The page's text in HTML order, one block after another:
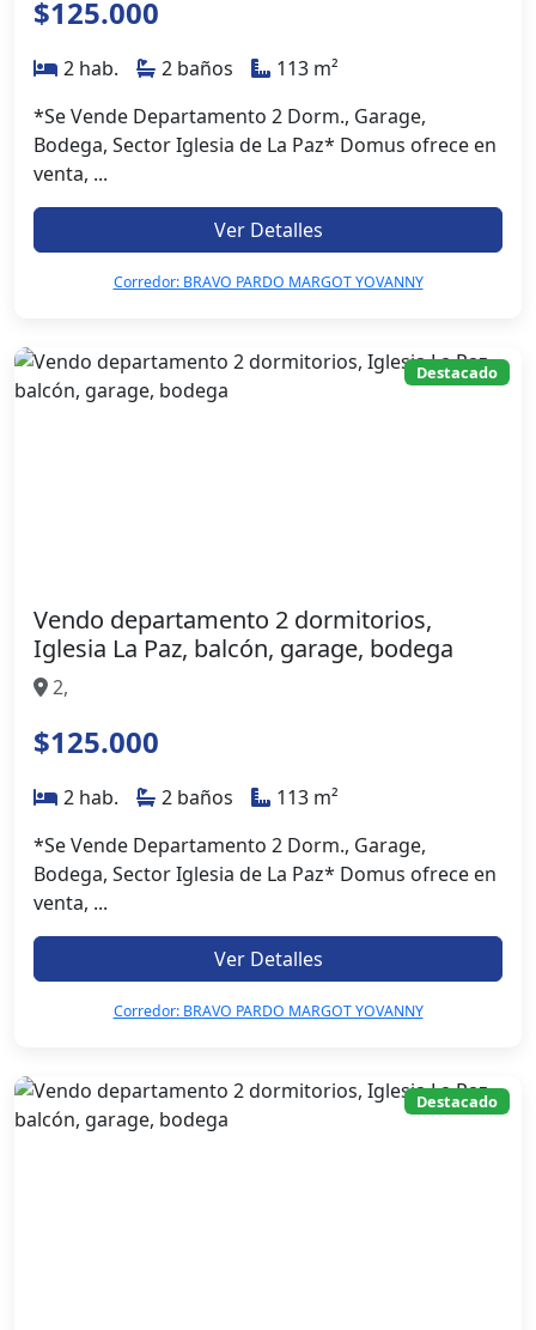
$125.000
2 hab. 2 baños
113 m²
*Se Vende Departamento 2 Dorm., Garage,
Bodega, Sector Iglesia de La Paz* Domus ofrece en
venta, ...
Ver Detalles
Corredor: BRAVO PARDO MARGOT YOVANNY
Destacado
Vendo departamento 2 dormitorios,
Iglesia La Paz, balcón, garage, bodega
2,
$125.000
2 hab. 2 baños
113 m²
*Se Vende Departamento 2 Dorm., Garage,
Bodega, Sector Iglesia de La Paz* Domus ofrece en
venta, ...
Ver Detalles
Corredor: BRAVO PARDO MARGOT YOVANNY
Destacado